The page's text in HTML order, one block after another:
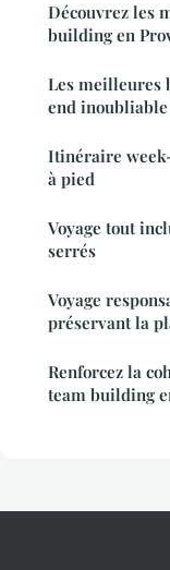
Découvrez les
building en
Les meilleures
end inoubliable
Itinéraire
à pied
Voyage tout
serrés
Voyage
préservant la
Renforcez la
team building